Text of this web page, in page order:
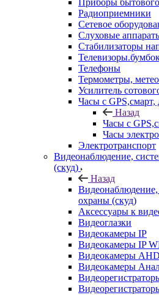
Приборы
Радиоприемники
Сетевое
Слуховые
Стабилизаторы
Телефоны
Термометры,
Усилитель
Часы с GPS,смарт,
Назад
Часы с
Часы
Электротранспорт
Видеонаблюдение,
(скуд)
Назад
охраны (скуд)
Аксессуары к
Видеоглазки
Видеокамеры IP
Видеокамеры IP
Видеокамеры AHD
Видеокамеры